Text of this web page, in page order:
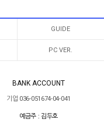
GUIDE
PC VER.
BANK ACCOUNT
기업 036-051674-04-041
예금주 : 김두호